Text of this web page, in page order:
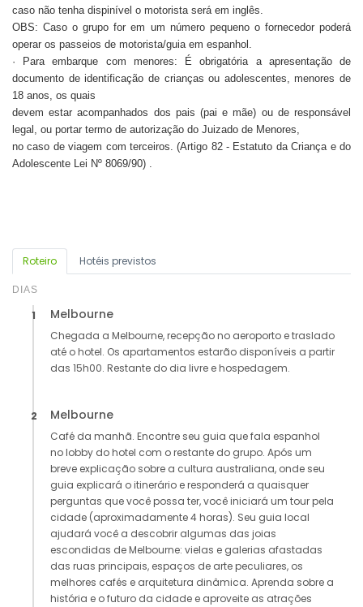
Roteiro Hotéis previstos
DIAS
1 Melbourne
Chegada a Melbourne, recepção no aeroporto e traslado
até o hotel. Os apartamentos estarão disponíveis a partir
das 15h00. Restante do dia livre e hospedagem.
2 Melbourne
Café da manhã. Encontre seu guia que fala espanhol
no lobby do hotel com o restante do grupo. Após um
breve explicação sobre a cultura australiana, onde seu
guia explicará o itinerário e responderá a quaisquer
perguntas que você possa ter, você iniciará um tour pela
cidade (aproximadamente 4 horas). Seu guia local
ajudará você a descobrir algumas das joias
escondidas de Melbourne: vielas e galerias afastadas
das ruas principais, espaços de arte peculiares, os
melhores cafés e arquitetura dinâmica. Aprenda sobre a
história e o futuro da cidade e aproveite as atrações
caso não tenha dispinível o motorista será em inglês.
OBS: Caso o grupo for em um número pequeno o fornecedor poderá
operar os passeios de motorista/guia em espanhol.
· Para embarque com menores: É obrigatória a apresentação de
documento de identificação de crianças ou adolescentes, menores de
18 anos, os quais
devem estar acompanhados dos pais (pai e mãe) ou de responsável
legal, ou portar termo de autorização do Juizado de Menores,
no caso de viagem com terceiros. (Artigo 82 - Estatuto da Criança e do
Adolescente Lei Nº 8069/90) .